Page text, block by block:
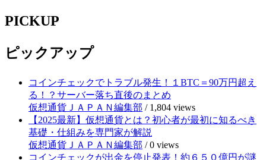
PICKUP
ピックアップ
コインチェックでトラブル発生！１BTC＝90万円超え
る！？サーバー落ち直後のまとめ
仮想通貨ＪＡＰＡＮ編集部 / 1,804 views
【2025最新】仮想通貨とは？初心者が最初に知るべき
基礎・仕組みを専門家が解説
仮想通貨ＪＡＰＡＮ編集部 /0 views
コインチェックが出金を停止発表！約６５０億円が謎